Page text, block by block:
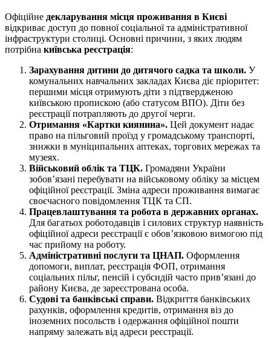
Офіційне декларування місця проживання в Києві
відкриває доступ до повної соціальної та адміністративної
інфраструктури столиці. Основні причини, з яких людям
потрібна київська реєстрація:
Зарахування дитини до дитячого садка та школи. У
комунальних навчальних закладах Києва діє пріоритет:
першими місця отримують діти з підтвердженою
київською пропискою (або статусом ВПО). Діти без
реєстрації потрапляють до другої черги.
Отримання «Картки киянина». Цей документ надає
право на пільговий проїзд у громадському транспорті,
знижки в муніципальних аптеках, торгових мережах та
музеях.
Військовий облік та ТЦК. Громадяни України
зобов’язані перебувати на військовому обліку за місцем
офіційної реєстрації. Зміна адреси проживання вимагає
своєчасного повідомлення ТЦК та СП.
Працевлаштування та робота в державних органах.
Для багатьох роботодавців і силових структур наявність
офіційної адреси реєстрації є обов’язковою вимогою під
час прийому на роботу.
Адміністративні послуги та ЦНАП. Оформлення
допомоги, виплат, реєстрація ФОП, отримання
соціальних пільг, пенсій і субсидій часто прив’язані до
району Києва, де зареєстрована особа.
Судові та банківські справи. Відкриття банківських
рахунків, оформлення кредитів, отримання віз до
іноземних посольств і одержання офіційної пошти
напряму залежать від адреси реєстрації.